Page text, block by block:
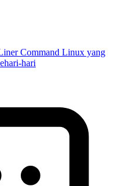
Command Linux yang
hari